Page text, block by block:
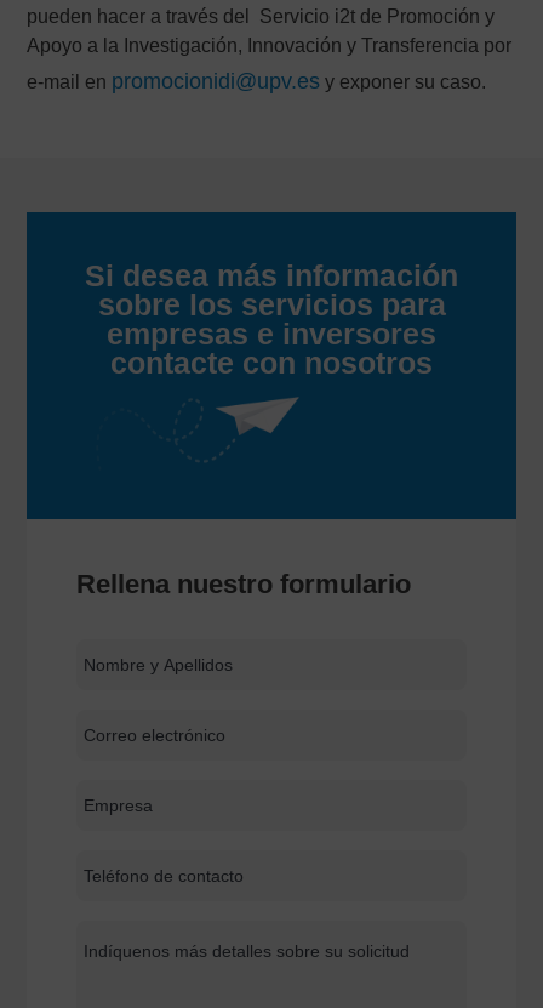
pueden hacer a través del Servicio i2t de Promoción y
Apoyo a la Investigación, Innovación y Transferencia por
e-mail en promocionidi@upv.es y exponer su caso.
Si desea más información
sobre los servicios para
empresas e inversores
contacte con nosotros
Rellena nuestro formulario